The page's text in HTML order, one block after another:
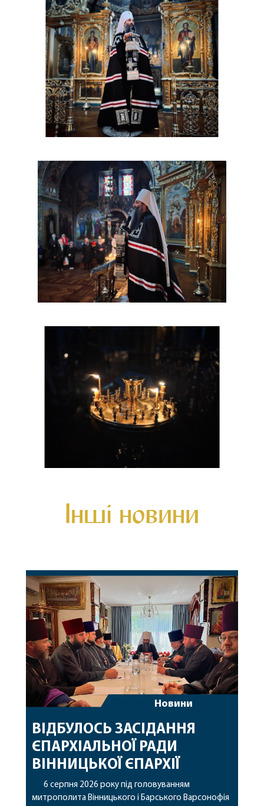
Інші новини
Новини
ВІДБУЛОСЬ ЗАСІДАННЯ
ЄПАРХІАЛЬНОЇ РАДИ
ВІННИЦЬКОЇ ЄПАРХІЇ
6 серпня 2026 року під головуванням
митрополита Вінницького і Барського Варсонофія